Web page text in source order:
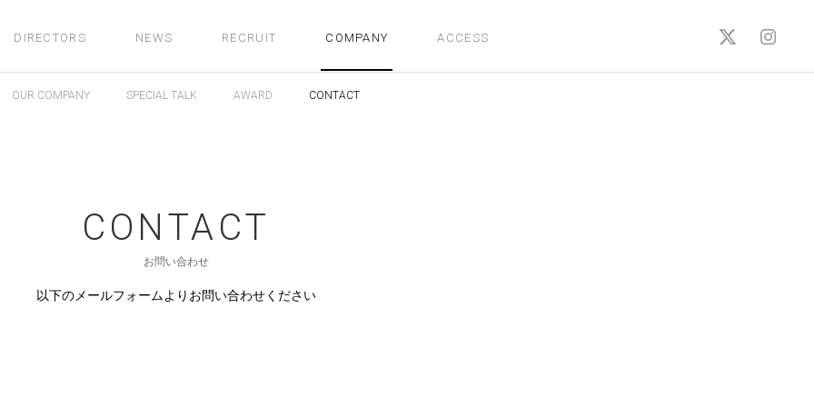
DIRECTORS NEWS RECRUIT COMPANY ACCESS
OUR COMPANY SPECIAL TALK AWARD CONTACT
CONTACT
お問い合わせ
以下のメールフォームよりお問い合わせください